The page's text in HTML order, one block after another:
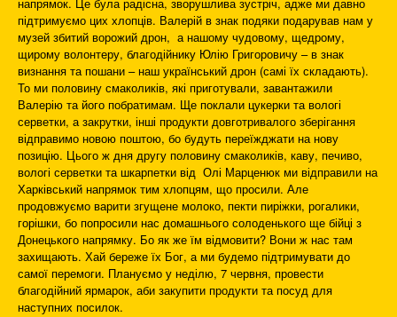
підтримуємо цих хлопців. Валерій в знак подяки подарував нам у
музей збитий ворожий дрон, а нашому чудовому, щедрому,
щирому волонтеру, благодійнику Юлію Григоровичу – в знак
визнання та пошани – наш український дрон (самі їх складають).
То ми половину смаколиків, які приготували, завантажили
Валерію та його побратимам. Ще поклали цукерки та вологі
серветки, а закрутки, інші продукти довготривалого зберігання
відправимо новою поштою, бо будуть переїжджати на нову
позицію. Цього ж дня другу половину смаколиків, каву, печиво,
вологі серветки та шкарпетки від Олі Марценюк ми відправили на
Харківський напрямок тим хлопцям, що просили. Але
продовжуємо варити згущене молоко, пекти пиріжки, рогалики,
горішки, бо попросили нас домашнього солоденького ще бійці з
Донецького напрямку. Бо як же їм відмовити? Вони ж нас там
захищають. Хай береже їх Бог, а ми будемо підтримувати до
самої перемоги. Плануємо у неділю, 7 червня, провести
благодійний ярмарок, аби закупити продукти та посуд для
наступних посилок.